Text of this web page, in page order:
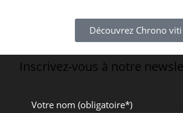
Découvrez Chrono viti
Inscrivez-vous à notre
Votre nom (obligatoire*)